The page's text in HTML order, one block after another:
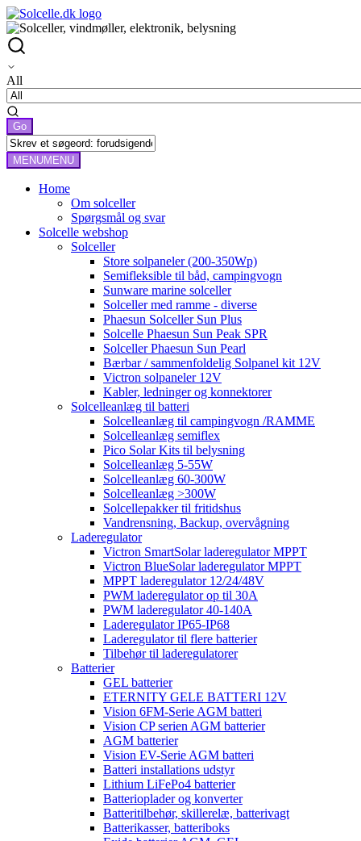
All
MENUMENU
Home
Om solceller
Spørgsmål og svar
Solcelle webshop
Solceller
Store solpaneler (200-350Wp)
Semifleksible til båd, campingvogn
Sunware marine solceller
Solceller med ramme - diverse
Phaesun Solceller Sun Plus
Solcelle Phaesun Sun Peak SPR
Solceller Phaesun Sun Pearl
Bærbar / sammenfoldelig Solpanel kit 12V
Victron solpaneler 12V
Kabler, ledninger og konnektorer
Solcelleanlæg til batteri
Solcelleanlæg til campingvogn /RAMME
Solcelleanlæg semiflex
Pico Solar Kits til belysning
Solcelleanlæg 5-55W
Solcelleanlæg 60-300W
Solcelleanlæg >300W
Solcellepakker til fritidshus
Vandrensning, Backup, overvågning
Laderegulator
Victron SmartSolar laderegulator MPPT
Victron BlueSolar laderegulator MPPT
MPPT laderegulator 12/24/48V
PWM laderegulator op til 30A
PWM laderegulator 40-140A
Laderegulator IP65-IP68
Laderegulator til flere batterier
Tilbehør til laderegulatorer
Batterier
GEL batterier
ETERNITY GELE BATTERI 12V
Vision 6FM-Serie AGM batteri
Vision CP serien AGM batterier
AGM batterier
Vision EV-Serie AGM batteri
Batteri installations udstyr
Lithium LiFePo4 batterier
Batterioplader og konverter
Batteritilbehør, skillerelæ, batterivagt
Batterikasser, batteriboks